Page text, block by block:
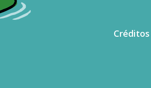
Créditos